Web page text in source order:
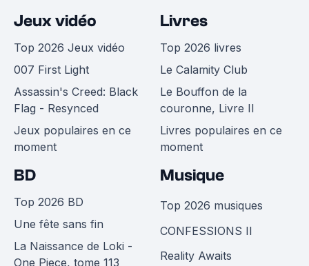
Jeux vidéo
Top 2026 Jeux vidéo
007 First Light
Assassin's Creed: Black
Flag - Resynced
Jeux populaires en ce
moment
Livres
Top 2026 livres
Le Calamity Club
Le Bouffon de la
couronne, Livre II
Livres populaires en ce
moment
BD
Top 2026 BD
Une fête sans fin
La Naissance de Loki -
One Piece, tome 113
Musique
Top 2026 musiques
CONFESSIONS II
Reality Awaits